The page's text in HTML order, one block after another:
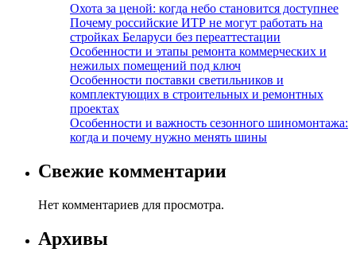
Охота за ценой: когда небо становится доступнее
Почему российские ИТР не могут работать на
стройках Беларуси без переаттестации
Особенности и этапы ремонта коммерческих и
нежилых помещений под ключ
Особенности поставки светильников и
комплектующих в строительных и ремонтных
проектах
Особенности и важность сезонного шиномонтажа:
когда и почему нужно менять шины
Свежие комментарии
Нет комментариев для просмотра.
Архивы